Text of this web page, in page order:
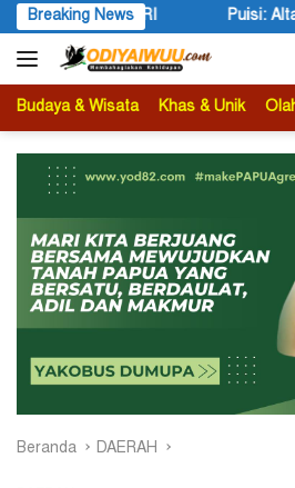
Langsung
ke
konten
Breaking News
Puisi: Altar Honai, Negara Suci,
Budaya & Wisata Khas & Unik
Beranda DAERAH